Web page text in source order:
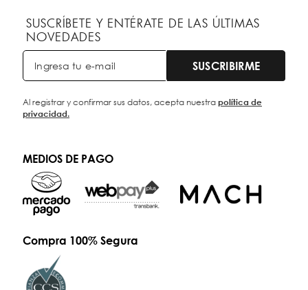
SUSCRÍBETE Y ENTÉRATE DE LAS ÚLTIMAS
NOVEDADES
SUSCRIBIRME
Al registrar y confirmar sus datos, acepta nuestrapolítica de
privacidad.
MEDIOS DE PAGO
Compra 100% Segura